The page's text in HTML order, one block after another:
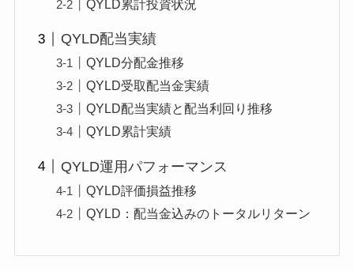
QYLD累計投資状況
QYLD配当実績
QYLD分配金推移
QYLD受取配当金実績
QYLD配当実績と配当利回り推移
QYLD累計実績
QYLD運用パフォーマンス
QYLD評価損益推移
QYLD：配当金込みのトータルリターン